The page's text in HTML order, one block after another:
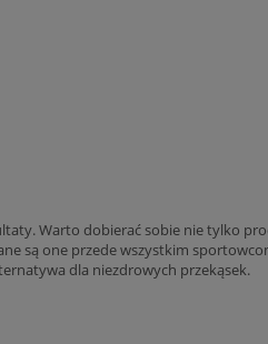
Warto dobierać sobie nie tylko
są one przede wszystkim
dla niezdrowych przekąsek.